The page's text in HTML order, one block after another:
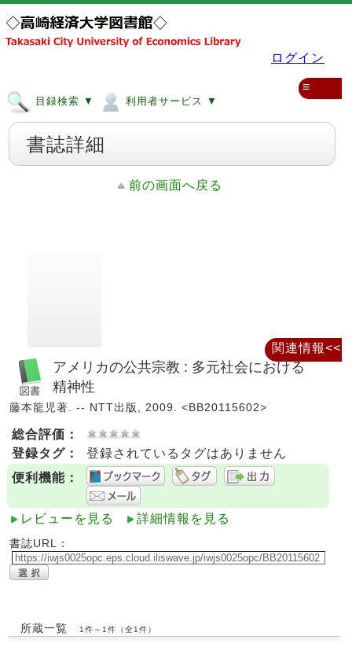
ログイン
目録検索 ▼ 利用者サービス ▼
≡
書誌詳細
前の画面へ戻る
アメリカの公共宗教 : 多元社会における
精神性
藤本龍児著. -- NTT出版, 2009. <BB20115602>
総合評価：
登録タグ：
登録されているタグはありません
便利機能：
レビューを見る 詳細情報を見る
書誌URL：
所蔵一覧 1件～1件（全1件）
関連情報<<